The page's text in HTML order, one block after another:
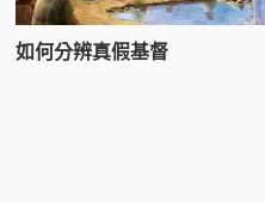
如何分辨真假基督